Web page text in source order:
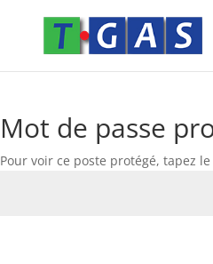
Mot de passe
Pour voir ce poste protégé, tapez